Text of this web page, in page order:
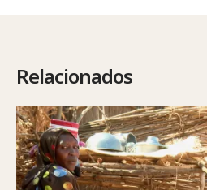
Relacionados